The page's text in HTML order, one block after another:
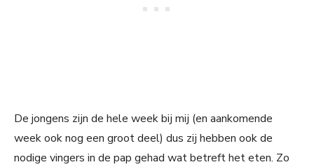
De jongens zijn de hele week bij mij (en aankomende
week ook nog een groot deel) dus zij hebben ook de
nodige vingers in de pap gehad wat betreft het eten. Zo